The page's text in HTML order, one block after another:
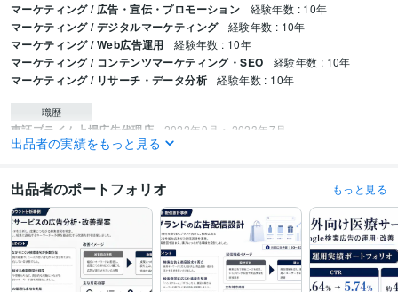
マーケティング / 広告・宣伝・プロモーション 経験年数 : 10年
マーケティング / デジタルマーケティング 経験年数 : 10年
マーケティング / Web広告運用 経験年数 : 10年
マーケティング / コンテンツマーケティング・SEO 経験年数 : 10年
マーケティング / リサーチ・データ分析 経験年数 : 10年
職歴
東証プライム上場広告代理店 2022年9月 ~ 2023年7月
yutori-man（雑記ブログ）
資格・検定
Google広告（旧GoogleAdWords）認定資格 取得年 : 2025年
ITパスポート 取得年 : 2018年
デジタルワークショップ 取得年 : 2016年
ビジネス実務法務検定3級 取得年 : 2018年
出品者の実績をもっと見る
出品者のポートフォリオ もっと見る